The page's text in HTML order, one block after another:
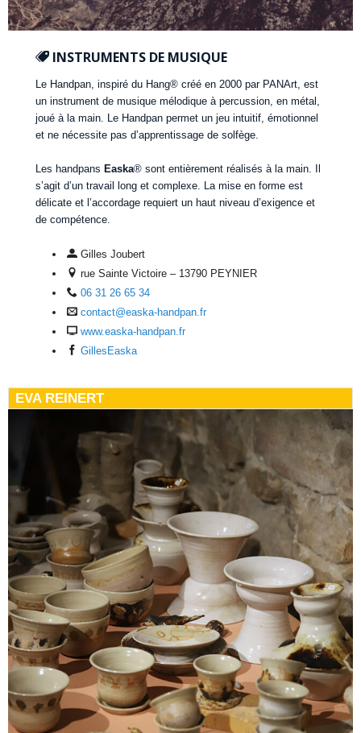
INSTRUMENTS DE MUSIQUE
Le Handpan, inspiré du Hang® créé en 2000 par PANArt, est
un instrument de musique mélodique à percussion, en métal,
joué à la main. Le Handpan permet un jeu intuitif, émotionnel
et ne nécessite pas d’apprentissage de solfège.
Les handpans Easka® sont entièrement réalisés à la main. Il
s’agit d’un travail long et complexe. La mise en forme est
délicate et l’accordage requiert un haut niveau d’exigence et
de compétence.
Gilles Joubert
rue Sainte Victoire – 13790 PEYNIER
06 31 26 65 34
contact@easka-handpan.fr
www.easka-handpan.fr
GillesEaska
EVA REINERT